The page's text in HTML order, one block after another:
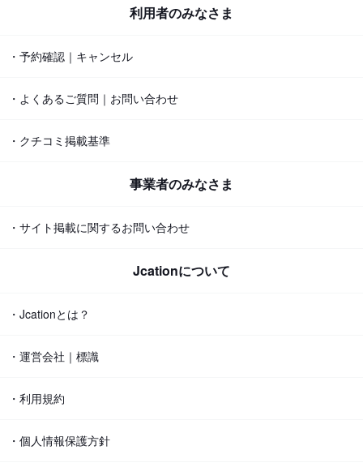
利用者のみなさま
・予約確認｜キャンセル
・よくあるご質問｜お問い合わせ
・クチコミ掲載基準
事業者のみなさま
・サイト掲載に関するお問い合わせ
Jcationについて
・Jcationとは？
・運営会社｜標識
・利用規約
・個人情報保護方針